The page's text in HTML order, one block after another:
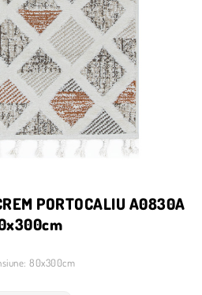
PORTOCALIU A0830A
80x300cm